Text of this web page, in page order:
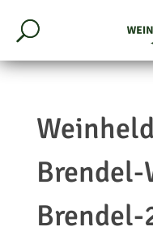
Brendel-